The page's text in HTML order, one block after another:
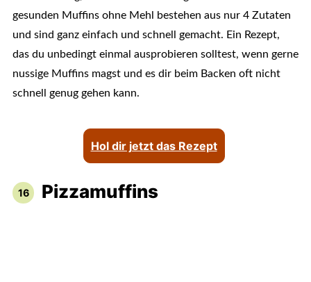
gesunden Muffins ohne Mehl bestehen aus nur 4 Zutaten
und sind ganz einfach und schnell gemacht. Ein Rezept,
das du unbedingt einmal ausprobieren solltest, wenn gerne
nussige Muffins magst und es dir beim Backen oft nicht
schnell genug gehen kann.
Hol dir jetzt das Rezept
Pizzamuffins